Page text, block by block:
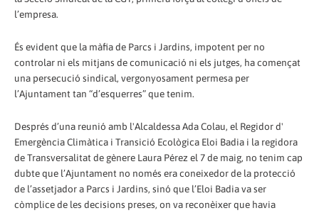
l’empresa.
És evident que la màfia de Parcs i Jardins, impotent per no
controlar ni els mitjans de comunicació ni els jutges, ha començat
una persecució sindical, vergonyosament permesa per
l’Ajuntament tan “d’esquerres” que tenim.
Després d’una reunió amb l'Alcaldessa Ada Colau, el Regidor d'​
Emergència Climàtica i Transició Ecològica Eloi Badia i la regidora
de Transversalitat de gènere Laura Pérez el 7 de maig, no tenim cap
dubte que l’Ajuntament no només era coneixedor de la protecció
de l’assetjador a Parcs i Jardins, sinó que l’Eloi Badia va ser
còmplice de les decisions preses, on va reconèixer que havia